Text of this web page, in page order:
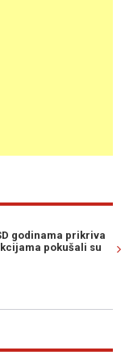
godinama prikriva
pokušali su